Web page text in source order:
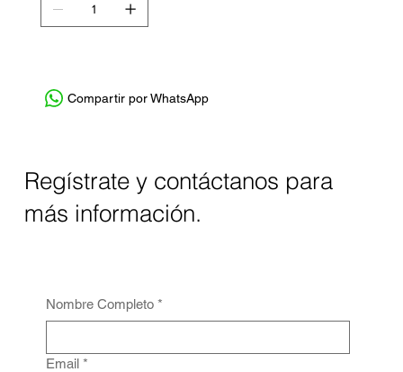
Compartir por WhatsApp
Regístrate y contáctanos para
más información.
Nombre Completo *
Email *